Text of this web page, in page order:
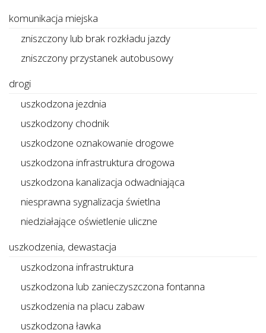
komunikacja miejska
zniszczony lub brak rozkładu jazdy
zniszczony przystanek autobusowy
drogi
uszkodzona jezdnia
uszkodzony chodnik
uszkodzone oznakowanie drogowe
uszkodzona infrastruktura drogowa
uszkodzona kanalizacja odwadniająca
niesprawna sygnalizacja świetlna
niedziałające oświetlenie uliczne
uszkodzenia, dewastacja
uszkodzona infrastruktura
uszkodzona lub zanieczyszczona fontanna
uszkodzenia na placu zabaw
uszkodzona ławka